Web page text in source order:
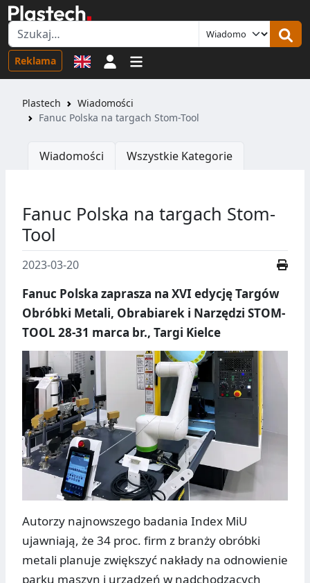
Reklama Logowanie
Plastech
Wiadomości
Fanuc Polska na targach Stom-Tool
Wiadomości Wszystkie Kategorie
Fanuc Polska na targach Stom-
Tool
2023-03-20
Fanuc Polska zaprasza na XVI edycję Targów
Obróbki Metali, Obrabiarek i Narzędzi STOM-
TOOL 28-31 marca br., Targi Kielce
Autorzy najnowszego badania Index MiU
ujawniają, że 34 proc. firm z branży obróbki
metali planuje zwiększyć nakłady na odnowienie
parku maszyn i urządzeń w nadchodzących